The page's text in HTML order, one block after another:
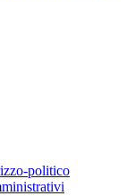
politico